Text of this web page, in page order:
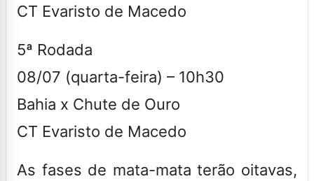
CT Evaristo de Macedo
5ª Rodada
08/07 (quarta-feira) – 10h30
Bahia x Chute de Ouro
CT Evaristo de Macedo
As fases de mata-mata terão oitavas,